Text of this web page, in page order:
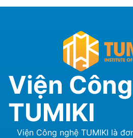
Viện
TUMIKI
Viện Công nghệ TUMIKI là